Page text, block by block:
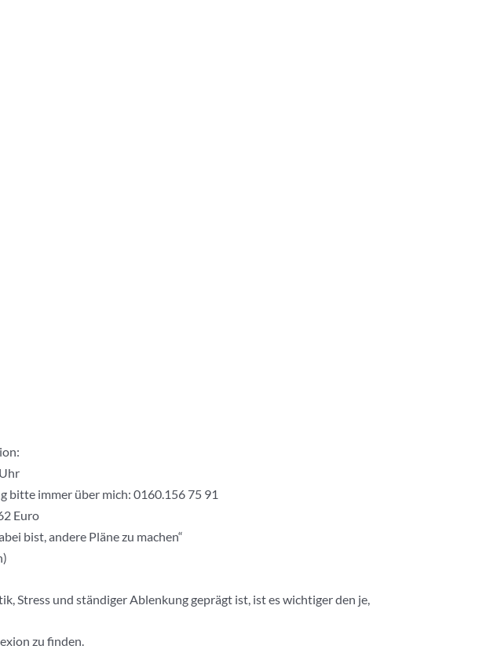
bitte immer über mich: 0160.156 75 91
Euro
bist, andere Pläne zu machen“
Stress und ständiger Ablenkung geprägt ist, ist es wichtiger den je,
zu finden.